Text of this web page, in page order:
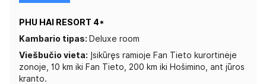
PHU HAI RESORT 4*
Kambario tipas: Deluxe room
Viešbučio vieta: Įsikūręs ramioje Fan Tieto kurortinėje
zonoje, 10 km iki Fan Tieto, 200 km iki Hošimino, ant jūros
kranto.